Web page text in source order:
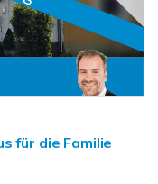
für die Familie